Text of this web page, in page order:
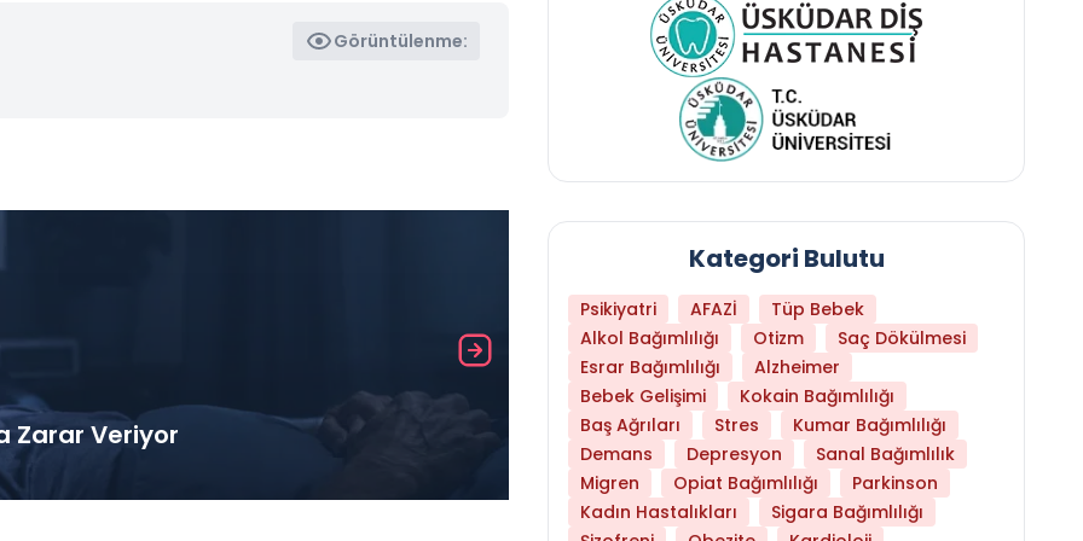
Görüntülenme:
Zarar Veriyor Libido Yüksekliği
Kategori Bulutu
Psikiyatri AFAZİ
Tüp Bebek
Alkol Bağımlılığı
Otizm
Saç Dökülmesi
Esrar Bağımlılığı
Alzheimer
Bebek Gelişimi
Kokain Bağımlılığı
Baş Ağrıları
Stres
Kumar Bağımlılığı
Demans
Depresyon
Sanal Bağımlılık
Migren
Opiat Bağımlılığı
Parkinson
Kadın Hastalıkları
Sigara Bağımlılığı